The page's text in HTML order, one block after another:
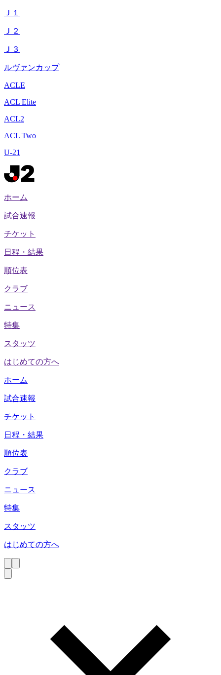
Ｊ１
Ｊ２
Ｊ３
ルヴァンカップ
ACLE
ACL Elite
ACL2
ACL Two
U-21
ホーム
試合速報
チケット
日程・結果
順位表
クラブ
ニュース
特集
スタッツ
はじめての方へ
ホーム
試合速報
チケット
日程・結果
順位表
クラブ
ニュース
特集
スタッツ
はじめての方へ